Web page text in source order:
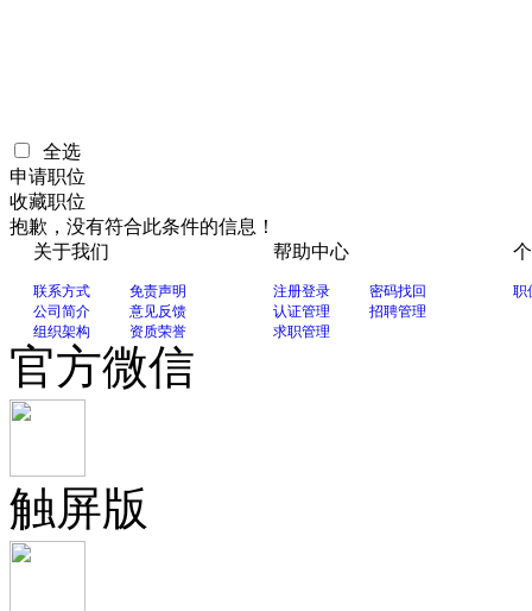
全选
申请职位
收藏职位
抱歉，没有符合此条件的信息！
关于我们
联系方式
免责声明
公司简介
意见反馈
组织架构
资质荣誉
帮助中心
注册登录
密码找回
认证管理
招聘管理
求职管理
职
官方微信
触屏版